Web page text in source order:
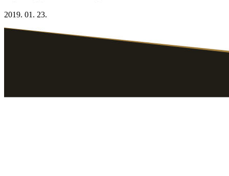
2019. 01. 23.